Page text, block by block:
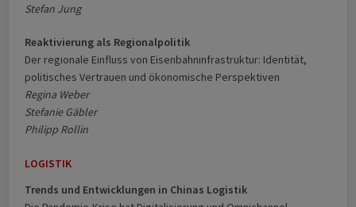
Stefan Jung
Reaktivierung als Regionalpolitik
Der regionale Einfluss von Eisenbahninfrastruktur: Identität,
politisches Vertrauen und ökonomische Perspektiven
Regina Weber
Stefanie Gäbler
Philipp Rollin
LOGISTIK
Trends und Entwicklungen in Chinas Logistik